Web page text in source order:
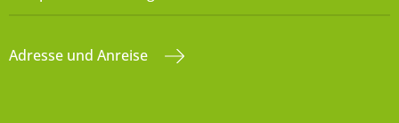
Adresse und Anreise